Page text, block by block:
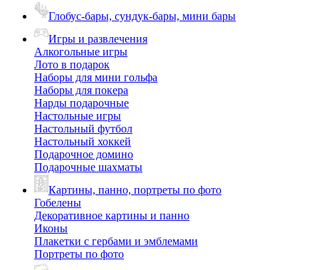
Глобус-бары, сундук-бары, мини бары
Игры и развлечения
Алкогольные игры
Лото в подарок
Наборы для мини гольфа
Наборы для покера
Нарды подарочные
Настольные игры
Настольный футбол
Настольный хоккей
Подарочное домино
Подарочные шахматы
Картины, панно, портреты по фото
Гобелены
Декоративное картины и панно
Иконы
Плакетки с гербами и эмблемами
Портреты по фото